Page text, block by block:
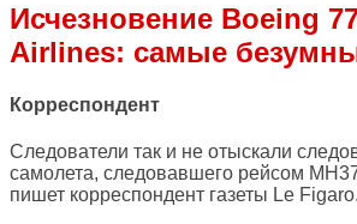
Исчезновение Boeing
Airlines: самые
Корреспондент
Следователи так и не отыскали
самолета, следовавшего рейсом
пишет корреспондент газеты Le Figaro.